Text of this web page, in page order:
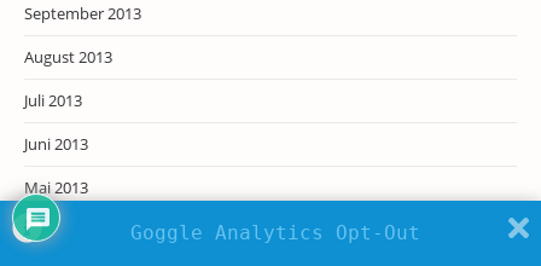
September 2013
August 2013
Juli 2013
Juni 2013
Mai 2013
April 2013
Goggle Analytics Opt-Out